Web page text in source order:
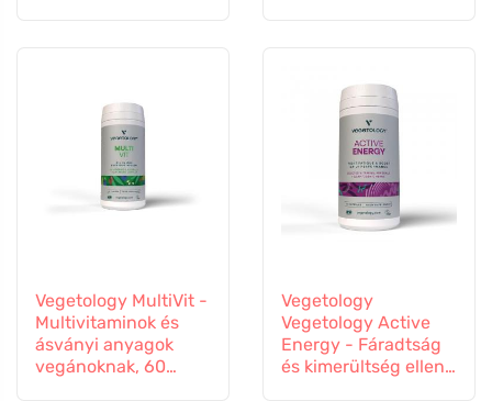
Vegetology MultiVit -
Multivitaminok és
ásványi anyagok
vegánoknak, 60
Vegetology
Vegetology Active
Energy - Fáradtság
és kimerültség ellen,